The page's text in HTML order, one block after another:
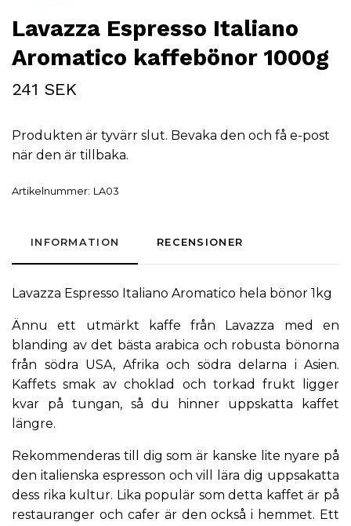
Lavazza Espresso Italiano
Aromatico kaffebönor 1000g
241 SEK
Produkten är tyvärr slut. Bevaka den och få e-post
när den är tillbaka.
Artikelnummer: LA03
INFORMATION RECENSIONER
Lavazza Espresso Italiano Aromatico hela bönor 1kg
Ännu ett utmärkt kaffe från Lavazza med en
blanding av det bästa arabica och robusta bönorna
från södra USA, Afrika och södra delarna i Asien.
Kaffets smak av choklad och torkad frukt ligger
kvar på tungan, så du hinner uppskatta kaffet
längre.
Rekommenderas till dig som är kanske lite nyare på
den italienska espresson och vill lära dig uppsakatta
dess rika kultur. Lika populär som detta kaffet är på
restauranger och cafer är den också i hemmet. Ett